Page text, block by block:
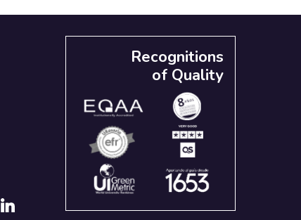
Recognitions
of Quality